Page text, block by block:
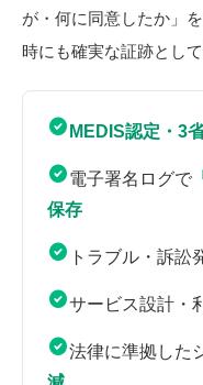
が・何に同意したか」
時にも確実な証跡として
MEDIS認定・3
電子署名ログで
保存
トラブル・訴訟
サービス設計・
法律に準拠した